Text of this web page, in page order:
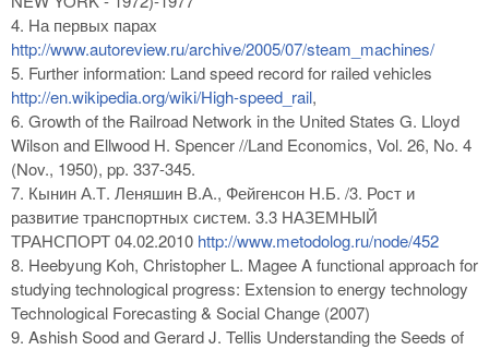
4. На первых парах
http://www.autoreview.ru/archive/2005/07/steam_machines/
5. Further information: Land speed record for railed vehicles
http://en.wikipedia.org/wiki/High-speed_rail,
6. Growth of the Railroad Network in the United States G. Lloyd
Wilson and Ellwood H. Spencer //Land Economics, Vol. 26, No. 4
(Nov., 1950), pp. 337-345.
7. Кынин А.Т. Леняшин В.А., Фейгенсон Н.Б. /3. Рост и
развитие транспортных систем. 3.3 НАЗЕМНЫЙ
ТРАНСПОРТ 04.02.2010 http://www.metodolog.ru/node/452
8. Heebyung Koh, Christopher L. Magee A functional approach for
studying technological progress: Extension to energy technology
Technological Forecasting & Social Change (2007)
9. Ashish Sood and Gerard J. Tellis Understanding the Seeds of